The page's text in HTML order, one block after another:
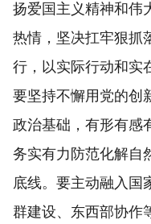
扬爱国主义精神和伟
热情，坚决扛牢狠抓
行，以实际行动和实
要坚持不懈用党的创
政治基础，有形有感
务实有力防范化解自
底线。要主动融入国
群建设、东西部协作